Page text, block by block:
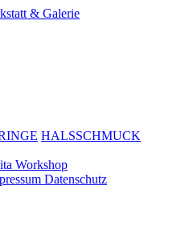
& Galerie
HALSSCHMUCK
Workshop
Datenschutz